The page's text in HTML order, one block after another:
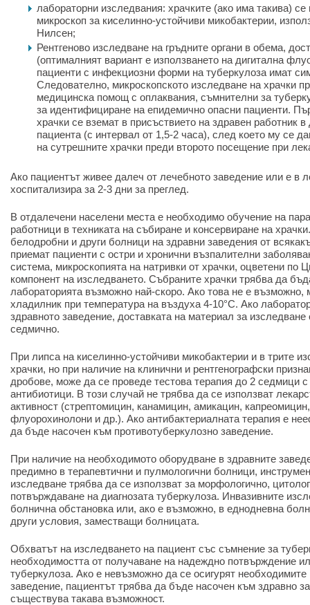
лабораторни изследвания: храчките (ако има такива)
микроскоп за киселинно-устойчиви микобактерии,
Нилсен;
Рентгеново изследване на гръдните органи в обема,
(оптималният вариант е използването на дигитална
пациенти с инфекциозни форми на туберкулоза имат
Следователно, микроскопското изследване на храчки
медицинска помощ с оплаквания, съмнителни за
за идентифициране на епидемично опасни пациенти.
храчки се вземат в присъствието на здравен работник
пациента (с интервал от 1,5-2 часа), след което му се
на сутрешните храчки преди второто посещение при
Ако пациентът живее далеч от лечебното заведение или е в
хоспитализира за 2-3 дни за преглед.
В отдалечени населени места е необходимо обучение на
работници в техниката на събиране и консервиране на
белодробни и други болници на здравни заведения от
приемат пациенти с остри и хронични възпалителни
система, микроскопията на натривки от храчки, оцветени по
компонент на изследването. Събраните храчки трябва да
лабораторията възможно най-скоро. Ако това не е възможно,
хладилник при температура на въздуха 4-10°C. Ако
здравното заведение, доставката на материал за
седмично.
При липса на киселинно-устойчиви микобактерии и в трите
храчки, но при наличие на клинични и рентгенографски
дробове, може да се проведе тестова терапия до 2 седмици
антибиотици. В този случай не трябва да се използват
активност (стрептомицин, канамицин, амикацин,
флуорохинолони и др.). Ако антибактериалната терапия е
да бъде насочен към противотуберкулозно заведение.
При наличие на необходимото оборудване в здравните
предимно в терапевтични и пулмологични болници,
изследване трябва да се използват за морфологично,
потвърждаване на диагнозата туберкулоза. Инвазивните
болнична обстановка или, ако е възможно, в еднодневна
други условия, заместващи болницата.
Обхватът на изследването на пациент със съмнение за
необходимостта от получаване на надеждно потвърждение
туберкулоза. Ако е невъзможно да се осигурят
заведение, пациентът трябва да бъде насочен към здравно
съществува такава възможност.